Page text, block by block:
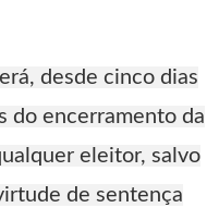
desde cinco dias
do encerramento da
eleitor, salvo
de sentença